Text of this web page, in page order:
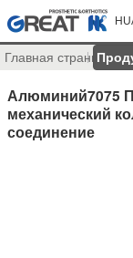
Главная страница
Алюминий7075
механический
соединение